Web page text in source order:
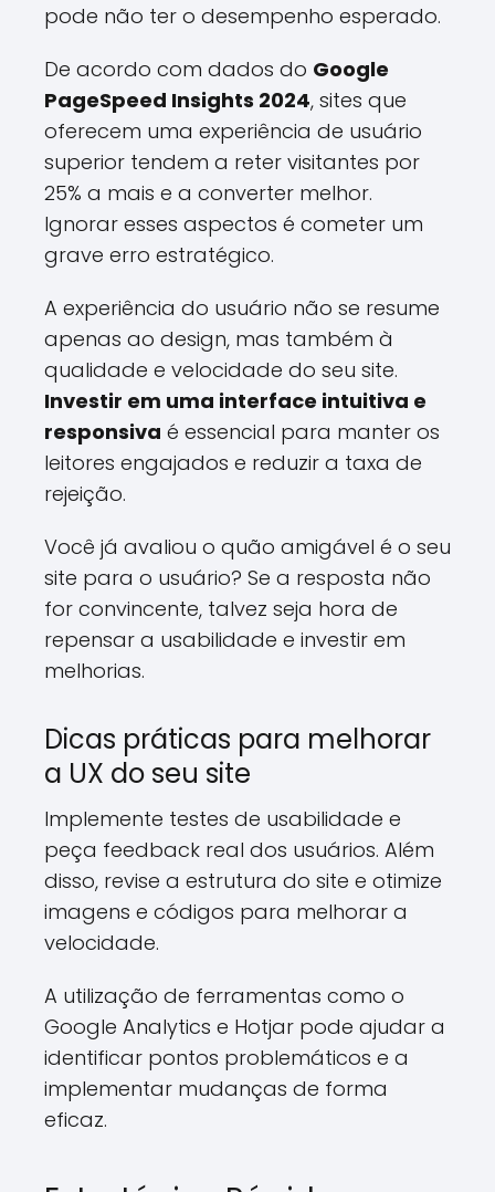
pode não ter o desempenho esperado.
De acordo com dados do Google
PageSpeed Insights 2024, sites que
oferecem uma experiência de usuário
superior tendem a reter visitantes por
25% a mais e a converter melhor.
Ignorar esses aspectos é cometer um
grave erro estratégico.
A experiência do usuário não se resume
apenas ao design, mas também à
qualidade e velocidade do seu site.
Investir em uma interface intuitiva e
responsiva é essencial para manter os
leitores engajados e reduzir a taxa de
rejeição.
Você já avaliou o quão amigável é o seu
site para o usuário? Se a resposta não
for convincente, talvez seja hora de
repensar a usabilidade e investir em
melhorias.
Dicas práticas para melhorar
a UX do seu site
Implemente testes de usabilidade e
peça feedback real dos usuários. Além
disso, revise a estrutura do site e otimize
imagens e códigos para melhorar a
velocidade.
A utilização de ferramentas como o
Google Analytics e Hotjar pode ajudar a
identificar pontos problemáticos e a
implementar mudanças de forma
eficaz.